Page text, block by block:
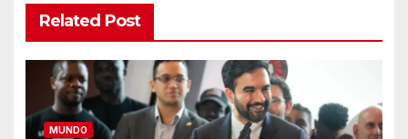
Related Post
MUNDO